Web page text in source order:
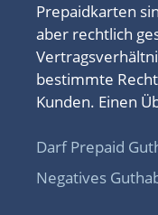
Prepaidkarten
aber rechtlich
bestimmte
Kunden. Einen
Darf Prepaid
Negatives